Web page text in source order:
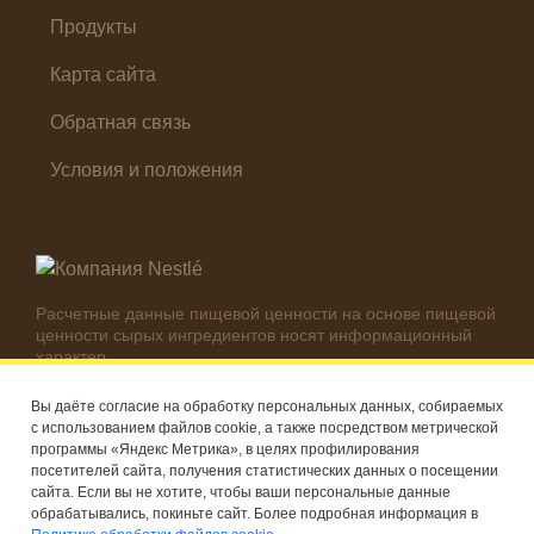
Продукты
Карта сайта
Обратная связь
Условия и положения
Расчетные данные пищевой ценности на основе пищевой
ценности сырых ингредиентов носят информационный
характер.
используемых ингредиентов.
© Компания Nestlé, 2026 г. Все права защищены
®Владелец товарных знаков: Société des Produits Nestlé S.A.
(Швейцария)
Вы даёте согласие на обработку персональных данных, собираемых
с использованием файлов cookie, а также посредством метрической
программы «Яндекс Метрика», в целях профилирования
посетителей сайта, получения статистических данных о посещении
сайта. Если вы не хотите, чтобы ваши персональные данные
обрабатывались, покиньте сайт. Более подробная информация в